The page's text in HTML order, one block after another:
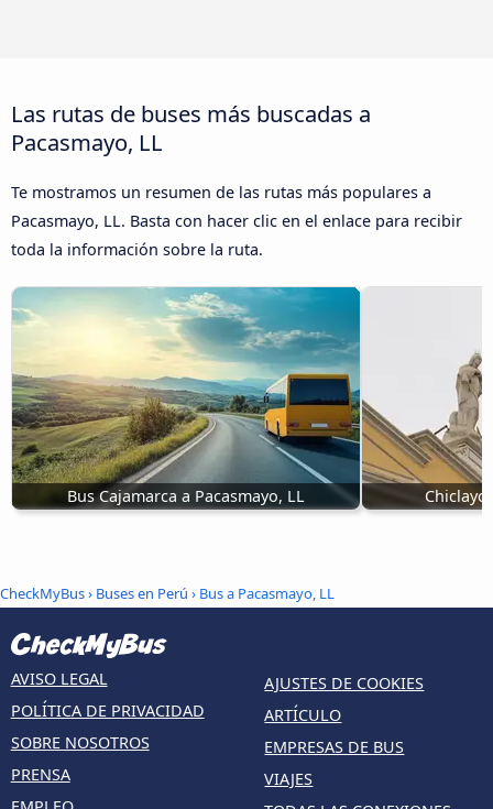
Las rutas de buses más buscadas a
Pacasmayo, LL
Te mostramos un resumen de las rutas más populares a
Pacasmayo, LL. Basta con hacer clic en el enlace para recibir
toda la información sobre la ruta.
Bus Cajamarca a Pacasmayo, LL Chiclayo
CheckMyBus› Buses en Perú › Bus a Pacasmayo, LL
AVISO LEGAL
POLÍTICA DE PRIVACIDAD
SOBRE NOSOTROS
PRENSA
AJUSTES DE COOKIES
ARTÍCULO
EMPRESAS DE BUS
VIAJES